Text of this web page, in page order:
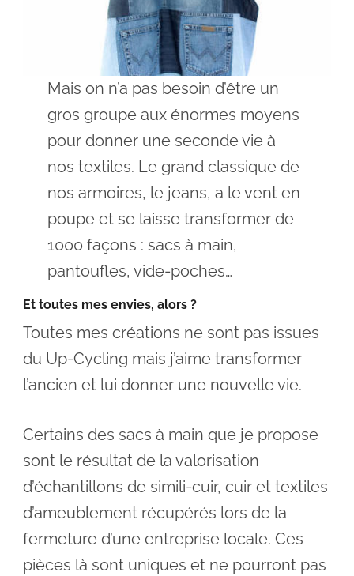
Mais on n’a pas besoin d’être un
gros groupe aux énormes moyens
pour donner une seconde vie à
nos textiles. Le grand classique de
nos armoires, le jeans, a le vent en
poupe et se laisse transformer de
1000 façons : sacs à main,
pantoufles, vide-poches…
Et toutes mes envies, alors ?
Toutes mes créations ne sont pas issues
du Up-Cycling mais j’aime transformer
l’ancien et lui donner une nouvelle vie.
Certains des sacs à main que je propose
sont le résultat de la valorisation
d’échantillons de simili-cuir, cuir et textiles
d’ameublement récupérés lors de la
fermeture d’une entreprise locale. Ces
pièces là sont uniques et ne pourront pas